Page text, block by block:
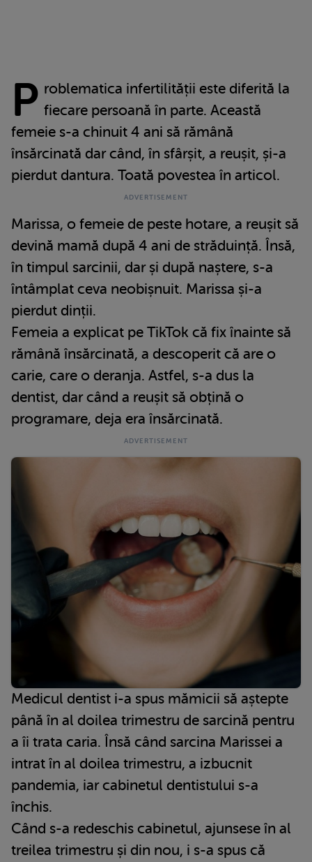
P roblematica infertilității este diferită la
fiecare persoană în parte. Această
femeie s-a chinuit 4 ani să rămână
însărcinată dar când, în sfârșit, a reușit, și-a
pierdut dantura. Toată povestea în articol.
Marissa, o femeie de peste hotare, a reușit să
devină mamă după 4 ani de străduință. Însă,
în timpul sarcinii, dar și după naștere, s-a
întâmplat ceva neobișnuit. Marissa și-a
pierdut dinții.
Femeia a explicat pe TikTok că fix înainte să
rămână însărcinată, a descoperit că are o
carie, care o deranja. Astfel, s-a dus la
dentist, dar când a reușit să obțină o
programare, deja era însărcinată.
Medicul dentist i-a spus mămicii să aștepte
până în al doilea trimestru de sarcină pentru
a îi trata caria. Însă când sarcina Marissei a
intrat în al doilea trimestru, a izbucnit
pandemia, iar cabinetul dentistului s-a
închis.
Când s-a redeschis cabinetul, ajunsese în al
treilea trimestru și din nou, i s-a spus că